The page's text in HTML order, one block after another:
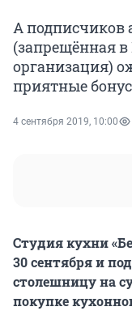
А подписчиков
(запрещённая в
организация)
приятные
4 сентября 2019, 10:00
Студия кухни
30 сентября и
столешницу на
покупке